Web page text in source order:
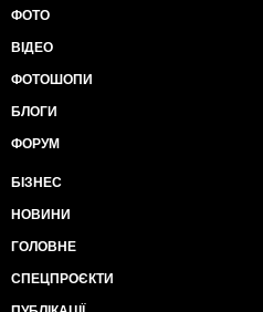
ФОТО
ВІДЕО
ФОТОШОПИ
БЛОГИ
ФОРУМ
БІЗНЕС
НОВИНИ
ГОЛОВНЕ
СПЕЦПРОЄКТИ